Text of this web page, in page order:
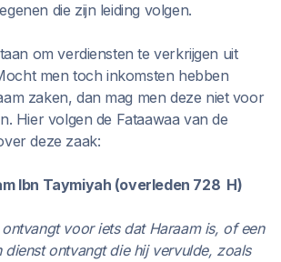
die zijn leiding volgen.
om verdiensten te verkrijgen uit
men toch inkomsten hebben
zaken, dan mag men deze niet voor
Hier volgen de Fataawaa van de
deze zaak:
Ibn Taymiyah (overleden 728 H)
ontvangt voor iets dat Haraam is, of een
dienst ontvangt die hij vervulde, zoals